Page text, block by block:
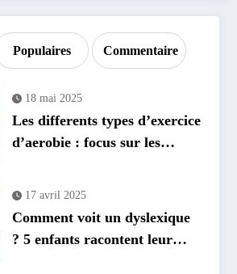
Populaires Commentaire
18 mai 2025
Les differents types d’exercice
d’aerobie : focus sur les
17 avril 2025
Comment voit un dyslexique
? 5 enfants racontent leur